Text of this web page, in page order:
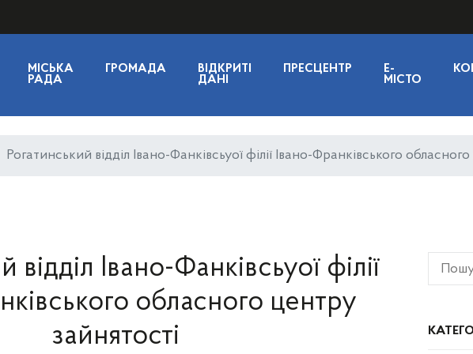
МІСЬКА
РАДА
ГРОМАДА
ВІДКРИТІ
ДАНІ
ПРЕСЦЕНТР
E-
МІСТО
Рогатинський відділ Івано-Фанківсьуої філії Івано-Франківського
відділ Івано-Фанківсьуої філії
обласного центру
зайнятості